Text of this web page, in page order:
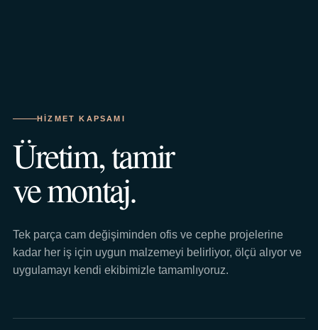
HIZMET KAPSAMI
Üretim, tamir
ve montaj.
Tek parça cam değişiminden ofis ve cephe projelerine
kadar her iş için uygun malzemeyi belirliyor, ölçü alıyor ve
uygulamayı kendi ekibimizle tamamlıyoruz.